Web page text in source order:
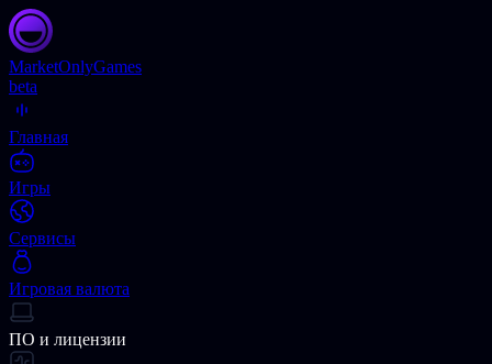
MarketOnlyGames
beta
Главная
Игры
Сервисы
Игровая валюта
ПО и лицензии